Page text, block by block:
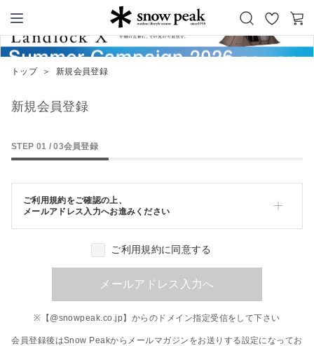
Snow Peak
お
気
カ
ー
トップ ＞ 新規会員登録
新規会員登録
STEP 01 / 03会員登録
ご利用規約をご確認の上、
メールアドレス入力へお進みください
ご利用規約に同意する
メールアドレス入力へ
※【@snowpeak.co.jp】からのドメイン指定受信をして下さい
会員登録後はSnow Peakからメールマガジンをお送りする設定になってお